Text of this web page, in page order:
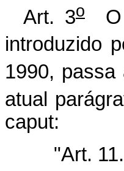
Art. 3o
O
introduzido
1990,
atual
caput:
"Art.